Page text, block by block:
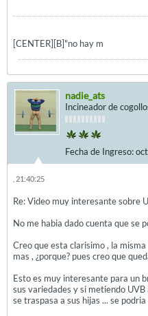
[CENTER][B]"no hay m
nadie_ats
Incineador de
Fecha de Ingreso:oct
, 21:40:25
Re: Video muy interesante sobre
No me habia dado cuenta que se
Creo que esta clarisimo , la
mas , ¿porque? pues creo que
Esto es muy interesante para un
sus variedades y si metiendo
se traspasa a sus hijas ... se